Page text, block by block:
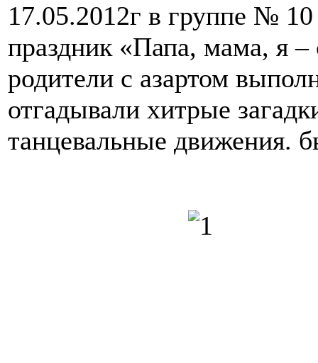
17.05.2012г в группе №
праздник «Папа, мама, я
родители с азартом
отгадывали хитрые
танцевальные движения.